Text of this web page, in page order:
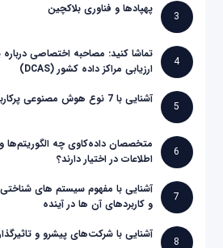
3
پهپادها و فناوری بلاکچین
4
تماشا کنید: مصاحبه اختصاصی
ارزیابی مراکز داده کشور (DCAS)
5
آشنایی با 7 نوع هوش مصنوعی پرکاربرد
6
متخصصان داده‌کاوی چه
اطلاعات در اختیار دارند؟
7
و کاربردهای آن ها در آینده
8
آشنایی با شرکت‌های پیشرو و